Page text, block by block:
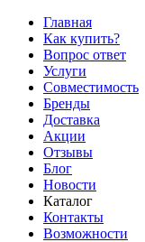
Главная
Как купить?
Вопрос ответ
Услуги
Совместимость
Бренды
Доставка
Акции
Отзывы
Блог
Новости
Каталог
Контакты
Возможности